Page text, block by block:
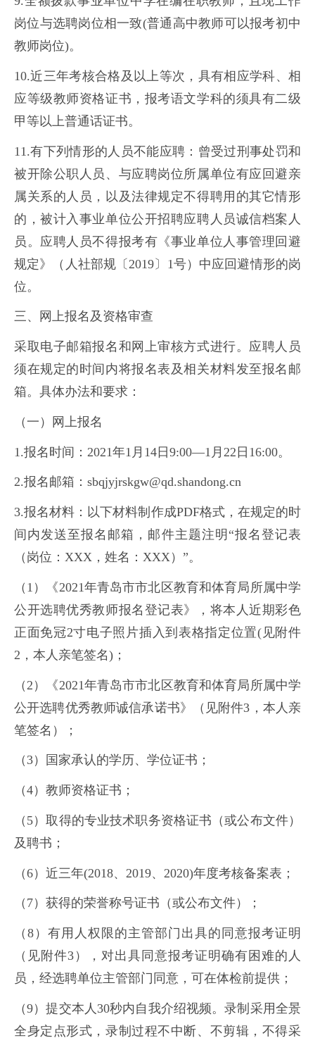
岗位与选聘岗位相一致(普通高中教师可以报考初中
教师岗位)。
10.近三年考核合格及以上等次，具有相应学科、相
应等级教师资格证书，报考语文学科的须具有二级
甲等以上普通话证书。
11.有下列情形的人员不能应聘：曾受过刑事处罚和
被开除公职人员、与应聘岗位所属单位有应回避亲
属关系的人员，以及法律规定不得聘用的其它情形
的，被计入事业单位公开招聘应聘人员诚信档案人
员。应聘人员不得报考有《事业单位人事管理回避
规定》（人社部规〔2019〕1号）中应回避情形的岗
位。
三、网上报名及资格审查
采取电子邮箱报名和网上审核方式进行。应聘人员
须在规定的时间内将报名表及相关材料发至报名邮
箱。具体办法和要求：
（一）网上报名
1.报名时间：2021年1月14日9:00—1月22日16:00。
2.报名邮箱：sbqjyjrskgw@qd.shandong.cn
3.报名材料：以下材料制作成PDF格式，在规定的时
间内发送至报名邮箱，邮件主题注明“报名登记表
（岗位：XXX，姓名：XXX）”。
（1）《2021年青岛市市北区教育和体育局所属中学
公开选聘优秀教师报名登记表》，将本人近期彩色
正面免冠2寸电子照片插入到表格指定位置(见附件
2，本人亲笔签名)；
（2）《2021年青岛市市北区教育和体育局所属中学
公开选聘优秀教师诚信承诺书》（见附件3，本人亲
笔签名）；
（3）国家承认的学历、学位证书；
（4）教师资格证书；
（5）取得的专业技术职务资格证书（或公布文件）
及聘书；
（6）近三年(2018、2019、2020)年度考核备案表；
（7）获得的荣誉称号证书（或公布文件）；
（8）有用人权限的主管部门出具的同意报考证明
（见附件3），对出具同意报考证明确有困难的人
员，经选聘单位主管部门同意，可在体检前提供；
（9）提交本人30秒内自我介绍视频。录制采用全景
全身定点形式，录制过程不中断、不剪辑，不得采